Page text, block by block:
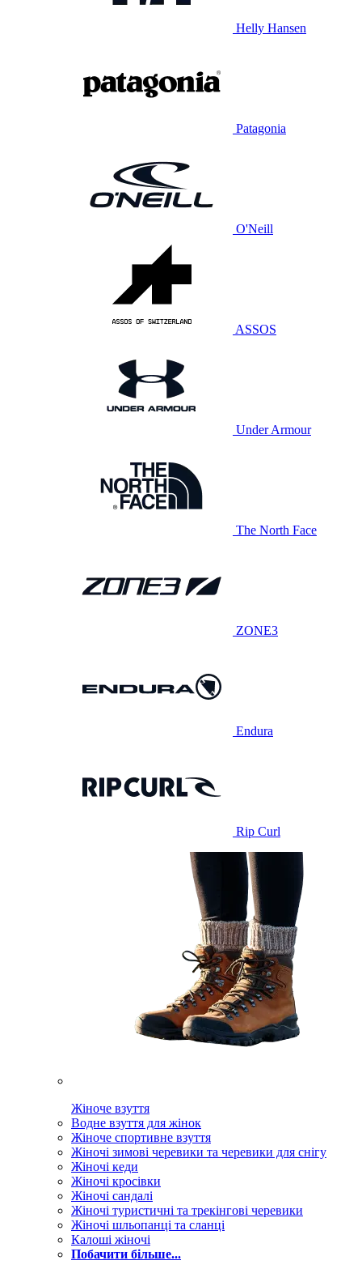
Helly Hansen
Patagonia
O'Neill
ASSOS
Under Armour
The North Face
ZONE3
Endura
Rip Curl
Жіноче взуття
Водне взуття для жінок
Жіноче спортивне взуття
Жіночі зимові черевики та черевики для снігу
Жіночі кеди
Жіночі кросівки
Жіночі сандалі
Жіночі туристичні та трекінгові черевики
Жіночі шльопанці та сланці
Калоші жіночі
Побачити більше...